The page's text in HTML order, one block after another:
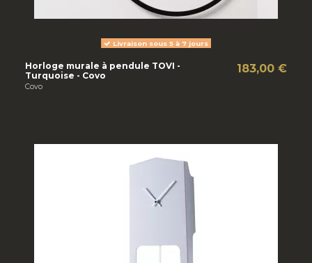
Livraison sous 5 à 7 jours
Horloge murale à pendule TOVI -
Turquoise - Covo
Covo
183,00 €